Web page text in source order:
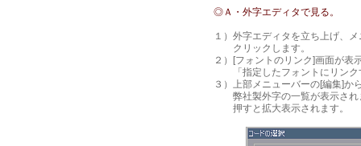
◎Ａ・外字エディタで見る。
１）外字エディタを立ち上げ、
クリックします。
２）[フォントのリンク]画面が表
「指定したフォントにリンク
３）上部メニューバーの[編集]か
弊社製外字の一覧が表示され
押すと拡大表示されます。